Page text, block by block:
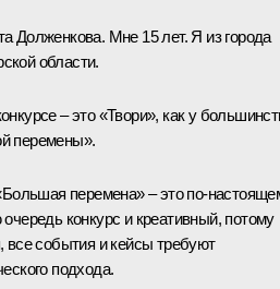
Долженкова. Мне 15 лет. Я из города
области.
– это «Твори», как у
перемены».
перемена» – это по-
конкурс и креативный, потому
все события и кейсы требуют
подхода.